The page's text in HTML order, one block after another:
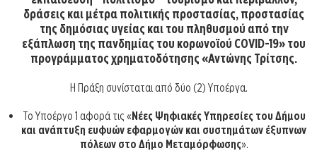
δράσεις και μέτρα πολιτικής προστασίας, προστασίας
της δημόσιας υγείας και του πληθυσμού από την
εξάπλωση της πανδημίας του κορωνοϊού COVID-19» του
προγράμματος χρηματοδότησης «Αντώνης Τρίτσης.
Η Πράξη συνίσταται από δύο (2) Υποέργα.
Το Υποέργο 1 αφορά τις «Νέες Ψηφιακές Υπηρεσίες του Δήμου
και ανάπτυξη ευφυών εφαρμογών και συστημάτων έξυπνων
πόλεων στο Δήμο Μεταμόρφωσης».